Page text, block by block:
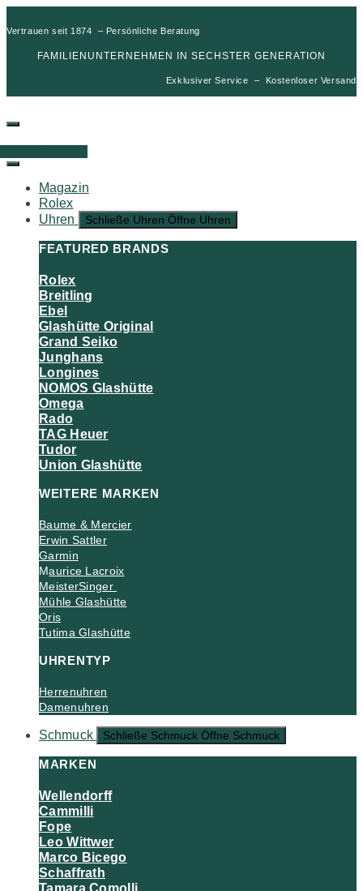
Vertrauen seit 1874 – Persönliche Beratung
FAMILIENUNTERNEHMEN IN SECHSTER GENERATION
Exklusiver Service – Kostenloser Versand
Magazin
Rolex
Uhren
Schließe Uhren Öffne Uhren
FEATURED BRANDS
Rolex
Breitling
Ebel
Glashütte Original
Grand Seiko
Junghans
Longines
NOMOS Glashütte
Omega
Rado
TAG Heuer
Tudor
Union Glashütte
WEITERE MARKEN
Baume & Mercier
Erwin Sattler
Garmin
Maurice Lacroix
MeisterSinger
Mühle Glashütte
Oris
Tutima Glashütte
UHRENTYP
Herrenuhren
Damenuhren
Schmuck Schließe Schmuck Öffne Schmuck
MARKEN
Wellendorff
Cammilli
Fope
Leo Wittwer
Marco Bicego
Schaffrath
Tamara Comolli